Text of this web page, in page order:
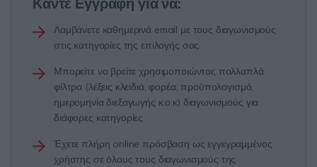
Λαμβάνετε καθημερινά email με τους διαγωνισμούς
στις κατηγορίες της επιλογής σας.
Μπορείτε να βρείτε χρησιμοποιώντας πολλαπλά
φίλτρα (λέξεις κλειδιά, φορέα, προϋπολογισμό,
ημερομηνία διεξαγωγής κ.ο.κ) διαγωνισμούς για
διάφορες κατηγορίες.
Έχετε πλήρη online πρόσβαση ως εγγεγραμμένος
χρήστης σε όλους τους διαγωνισμούς της